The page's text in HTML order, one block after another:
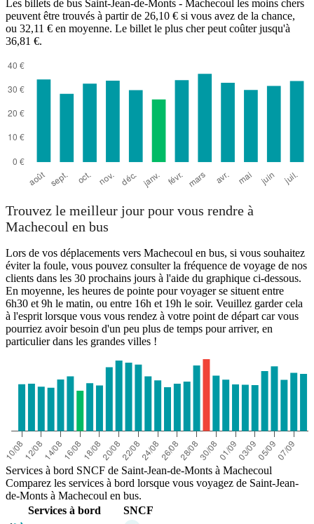
Saint-Jean-de-Monts
Les billets de bus Saint-Jean-de-Monts - Machecoul les moins chers
peuvent être trouvés à partir de 26,10 € si vous avez de la chance,
ou 32,11 € en moyenne. Le billet le plus cher peut coûter jusqu'à
36,81 €.
Trouvez le meilleur jour pour vous rendre à
Machecoul en bus
Lors de vos déplacements vers Machecoul en bus, si vous souhaitez
éviter la foule, vous pouvez consulter la fréquence de voyage de nos
clients dans les 30 prochains jours à l'aide du graphique ci-dessous.
En moyenne, les heures de pointe pour voyager se situent entre
6h30 et 9h le matin, ou entre 16h et 19h le soir. Veuillez garder cela
à l'esprit lorsque vous vous rendez à votre point de départ car vous
pourriez avoir besoin d'un peu plus de temps pour arriver, en
particulier dans les grandes villes !
Services à bord SNCF de Saint-Jean-de-Monts à Machecoul
Comparez les services à bord lorsque vous voyagez de Saint-Jean-
de-Monts à Machecoul en bus.
Services à bord
SNCF